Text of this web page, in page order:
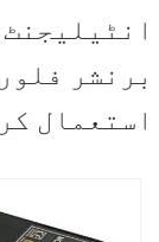
برنشر
استعمال